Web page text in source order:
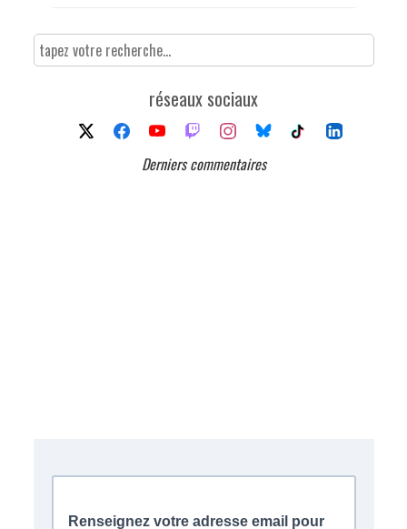
réseaux sociaux
Derniers commentaires